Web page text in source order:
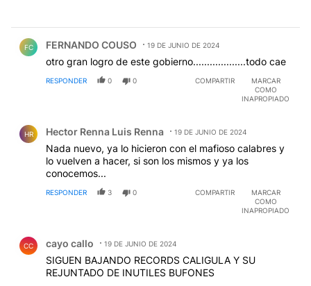
FC FERNANDO COUSO 19 DE JUNIO DE 2024
otro gran logro de este gobierno...................todo cae
RESPONDER 0 0 COMPARTIR
MARCAR
COMO
INAPROPIADO
HR Hector Renna Luis Renna 19 DE JUNIO DE 2024
Nada nuevo, ya lo hicieron con el mafioso calabres y
lo vuelven a hacer, si son los mismos y ya los
conocemos...
RESPONDER 3 0 COMPARTIR
MARCAR
COMO
INAPROPIADO
CC cayo callo 19 DE JUNIO DE 2024
SIGUEN BAJANDO RECORDS CALIGULA Y SU
REJUNTADO DE INUTILES BUFONES